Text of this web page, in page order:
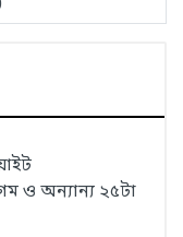
ও অন্যান্য ২৫টা